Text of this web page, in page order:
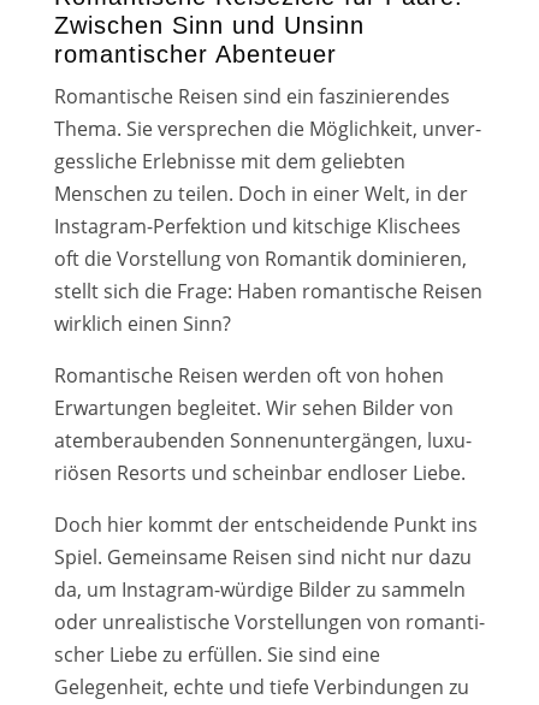
Zwischen Sinn und Unsinn
romantischer Abenteuer
Romantische Reisen sind ein fas­zi­nie­ren­des
Thema. Sie ver­spre­chen die Möglichkeit, unver­
gess­li­che Erlebnisse mit dem gelieb­ten
Menschen zu tei­len. Doch in einer Welt, in der
Instagram-Perfektion und kit­schi­ge Klischees
oft die Vorstellung von Romantik domi­nie­ren,
stellt sich die Frage: Haben roman­ti­sche Reisen
wirk­lich einen Sinn?
Romantische Reisen wer­den oft von hohen
Erwartungen beglei­tet. Wir sehen Bilder von
atem­be­rau­ben­den Sonnenuntergängen, luxu­
riö­sen Resorts und schein­bar end­lo­ser Liebe.
Doch hier kommt der ent­schei­den­de Punkt ins
Spiel. Gemeinsame Reisen sind nicht nur dazu
da, um Instagram-würdige Bilder zu sam­meln
oder unrea­lis­ti­sche Vorstellungen von roman­ti­
scher Liebe zu erfül­len. Sie sind eine
Gelegenheit, ech­te und tie­fe Verbindungen zu